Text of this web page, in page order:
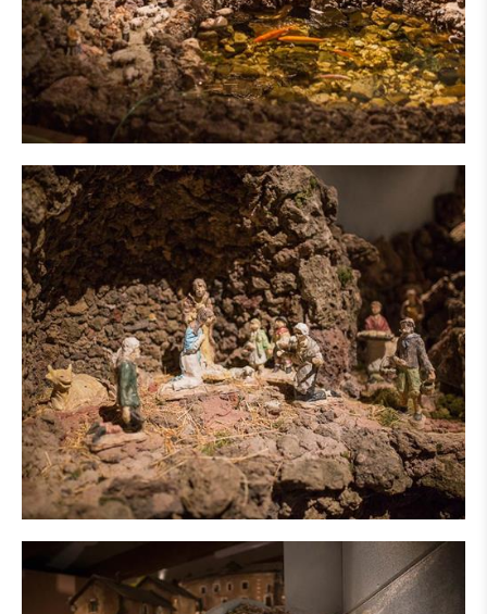
Kerststal etalage van de wereld
Bijzonderheden
Sociaalkritische kerststallen
Franse Santons